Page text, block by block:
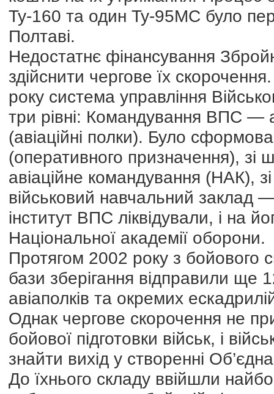
Ту-160 та один Ту-95МС було
Полтаві.
Недостатнє фінансування
здійснити чергове їх
року система управління
три рівні: Командування ВПС —
(авіаційні полки). Було
(оперативного призначення),
авіаційне командування (НАК),
військовий навчальний заклад
інститут ВПС ліквідували, і на
Національної академії оборони.
Протягом 2002 року з бойового
бази зберігання відправили
авіаполків та окремих
Однак чергове скорочення не
бойової підготовки військ, і
знайти вихід у створенні
До їхнього складу ввійшли